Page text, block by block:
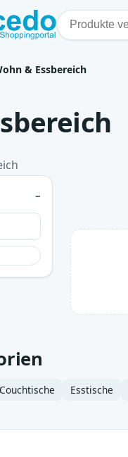
& Essbereich
Couchtische Esstische